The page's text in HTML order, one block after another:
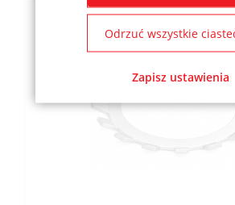
Odrzuć wszystkie
Zapisz ustawienia